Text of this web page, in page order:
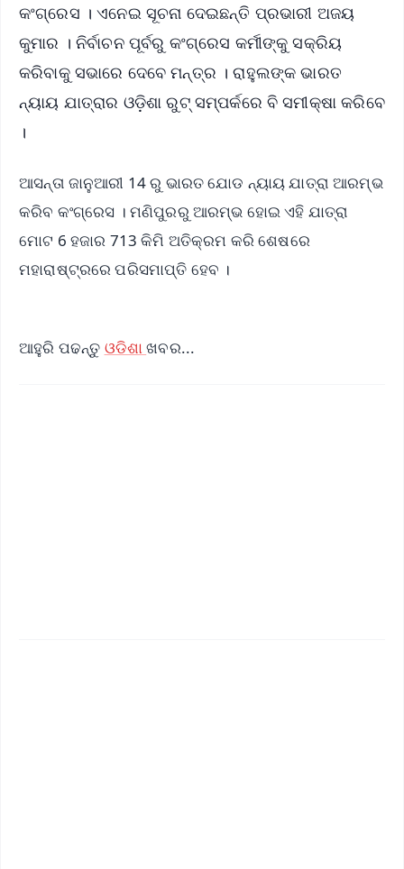
କଂଗ୍ରେସ । ଏନେଇ ସୂଚନା ଦେଇଛନ୍ତି ପ୍ରଭାରୀ ଅଜୟ
କୁମାର । ନିର୍ବାଚନ ପୂର୍ବରୁ କଂଗ୍ରେସ କର୍ମୀଙ୍କୁ ସକ୍ରିୟ
କରିବାକୁ ସଭାରେ ଦେବେ ମନ୍ତ୍ର । ରାହୁଲଙ୍କ ଭାରତ
ନ୍ୟାୟ ଯାତ୍ରାର ଓଡ଼ିଶା ରୁଟ୍ ସମ୍ପର୍କରେ ବି ସମୀକ୍ଷା କରିବେ
।
ଆସନ୍ତା ଜାନୁଆରୀ 14 ରୁ ଭାରତ ଯୋଡ ନ୍ୟାୟ ଯାତ୍ରା ଆରମ୍ଭ
କରିବ କଂଗ୍ରେସ । ମଣିପୁରରୁ ଆରମ୍ଭ ହୋଇ ଏହି ଯାତ୍ରା
ମୋଟ 6 ହଜାର 713 କିମି ଅତିକ୍ରମ କରି ଶେଷରେ
ମହାରାଷ୍ଟ୍ରରେ ପରିସମାପ୍ତି ହେବ ।
ଆହୁରି ପଢନ୍ତୁ ଓଡିଶାଖବର...